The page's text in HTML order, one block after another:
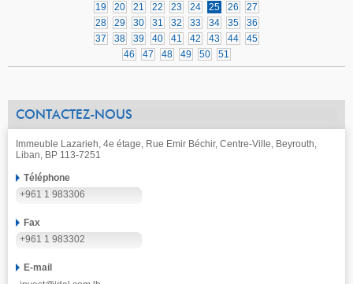
19
20 21 22 23 24 25 26
27
28
29 30 31 32 33 34 35
36
37
38 39 40 41 42 43 44
45
46
47 48 49 50 51
CONTACTEZ-NOUS
Immeuble Lazarieh, 4e étage, Rue Emir Béchir, Centre-Ville, Beyrouth,
Liban, BP 113-7251
Téléphone
+961 1 983306
Fax
+961 1 983302
E-mail